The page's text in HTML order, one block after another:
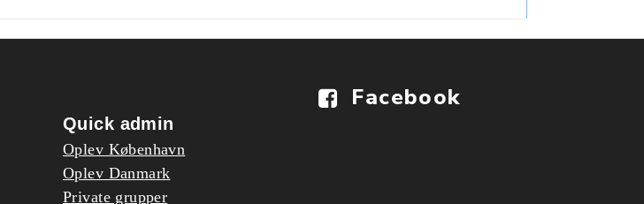
Quick admin
Oplev København
Oplev Danmark
Private grupper
Facebook